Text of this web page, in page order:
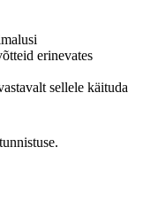
erinevates
sellele käituda